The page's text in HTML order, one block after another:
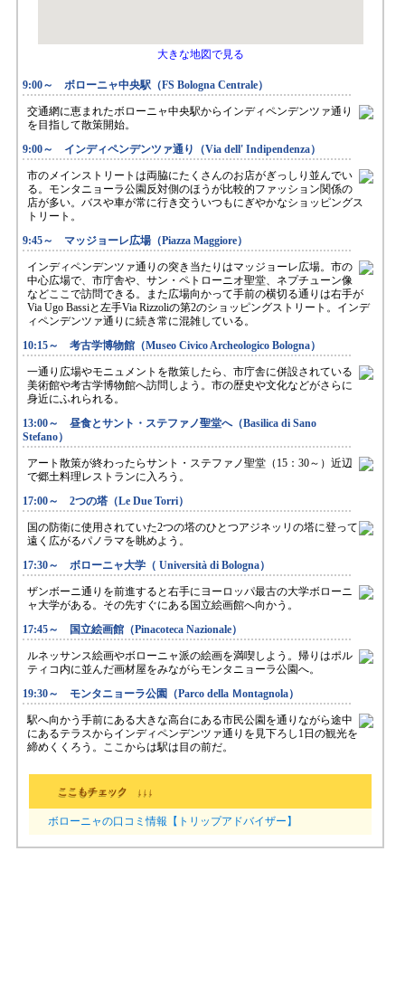
大きな地図で見る
9:00～ ボローニャ中央駅（FS Bologna Centrale）
交通網に恵まれたボローニャ中央駅からインディペンデンツァ通り
を目指して散策開始。
9:00～ インディペンデンツァ通り（Via dell' Indipendenza）
市のメインストリートは両脇にたくさんのお店がぎっしり並んでい
る。モンタニョーラ公園反対側のほうが比較的ファッション関係の
店が多い。バスや車が常に行き交ういつもにぎやかなショッピングス
トリート。
9:45～ マッジョーレ広場（Piazza Maggiore）
インディペンデンツァ通りの突き当たりはマッジョーレ広場。市の
中心広場で、市庁舎や、サン・ペトローニオ聖堂、ネプチューン像
などここで訪問できる。また広場向かって手前の横切る通りは右手が
Via Ugo Bassiと左手Via Rizzoliの第2のショッピングストリート。インデ
ィペンデンツァ通りに続き常に混雑している。
10:15～ 考古学博物館（Museo Civico Archeologico Bologna）
一通り広場やモニュメントを散策したら、市庁舎に併設されている
美術館や考古学博物館へ訪問しよう。市の歴史や文化などがさらに
身近にふれられる。
13:00～ 昼食とサント・ステファノ聖堂へ（Basilica di Sano
Stefano）
アート散策が終わったらサント・ステファノ聖堂（15：30～）近辺
で郷土料理レストランに入ろう。
17:00～ 2つの塔（Le Due Torri）
国の防衛に使用されていた2つの塔のひとつアジネッリの塔に登って
遠く広がるパノラマを眺めよう。
17:30～ ボローニャ大学（ Università di Bologna）
ザンボーニ通りを前進すると右手にヨーロッパ最古の大学ボローニ
ャ大学がある。その先すぐにある国立絵画館へ向かう。
17:45～ 国立絵画館（Pinacoteca Nazionale）
ルネッサンス絵画やボローニャ派の絵画を満喫しよう。帰りはポル
ティコ内に並んだ画材屋をみながらモンタニョーラ公園へ。
19:30～ モンタニョーラ公園（Parco della Ｍontagnola）
駅へ向かう手前にある大きな高台にある市民公園を通りながら途中
にあるテラスからインディペンデンツァ通りを見下ろし1日の観光を
締めくくろう。ここからは駅は目の前だ。
ここもチェック ↓↓↓
ボローニャの口コミ情報【トリップアドバイザー】